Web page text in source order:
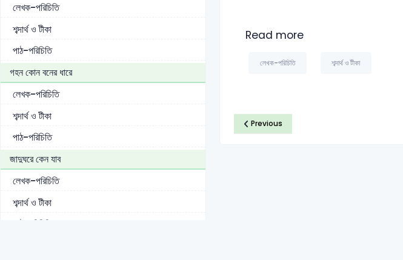
লেখক-পরিচিতি
শব্দার্থ ও টীকা
পাঠ-পরিচিতি
গহন কোন বনের ধারে
লেখক-পরিচিতি
শব্দার্থ ও টীকা
পাঠ-পরিচিতি
জাদুঘরে কেন যাব
লেখক-পরিচিতি
শব্দার্থ ও টীকা
পাঠ-পরিচিতি
Read more
লেখক-পরিচিতি শব্দার্থ ও টীকা
Previous